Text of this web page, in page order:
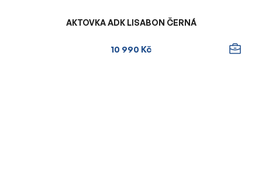
AKTOVKA ADK LISABON ČERNÁ
10 990 Kč